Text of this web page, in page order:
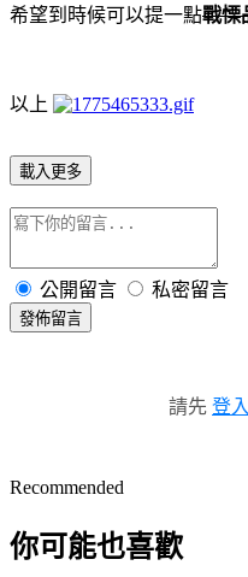
希望到時候可以提一點戰慄
以上
載入更多
公開留言 私密留言
發佈留言
請先 登入
Recommended
你可能也喜歡